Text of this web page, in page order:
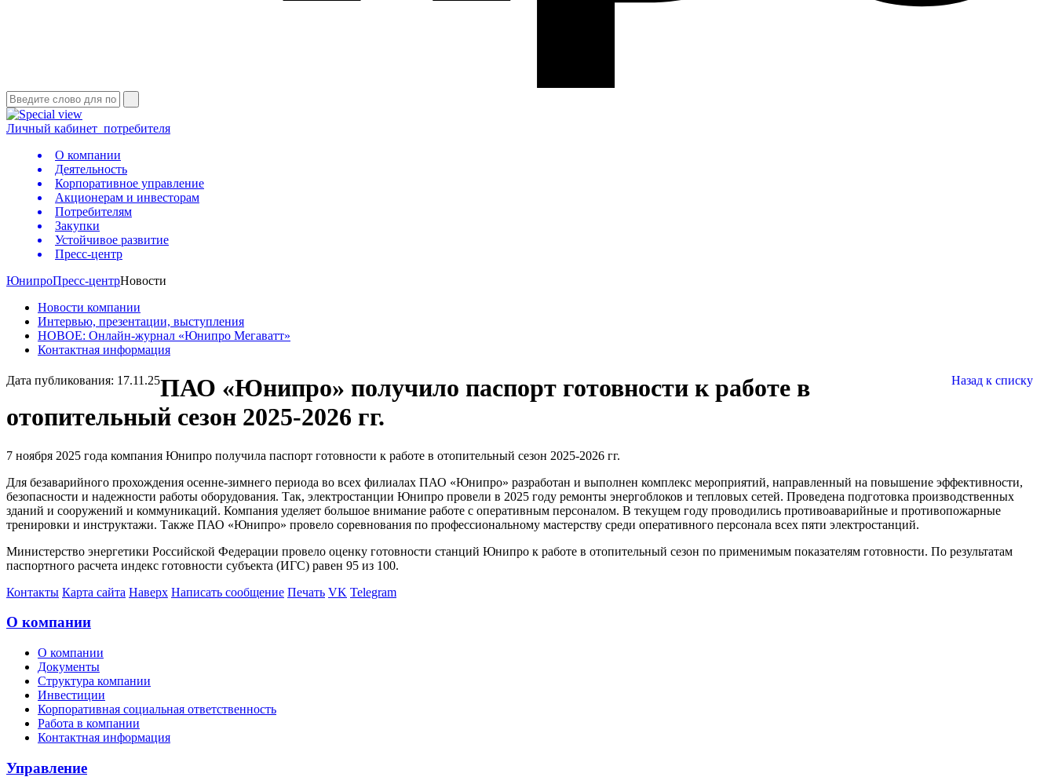
Личный кабинет потребителя
О компании
Деятельность
Корпоративное управление
Акционерам и инвесторам
Потребителям
Закупки
Устойчивое развитие
Пресс-центр
ЮнипроПресс-центрНовости
Новости компании
Интервью, презентации, выступления
НОВОЕ: Онлайн-журнал «Юнипро Мегаватт»
Контактная информация
Дата публикования: 17.11.25 Назад к списку
ПАО «Юнипро» получило паспорт готовности к работе в
отопительный сезон 2025-2026 гг.
7 ноября 2025 года компания Юнипро получила паспорт готовности к работе в отопительный сезон 2025-2026 гг.
Для безаварийного прохождения осенне-зимнего периода во всех филиалах ПАО «Юнипро» разработан и выполнен комплекс мероприятий, направленный на повышение эффективности,
безопасности и надежности работы оборудования. Так, электростанции Юнипро провели в 2025 году ремонты энергоблоков и тепловых сетей. Проведена подготовка производственных
зданий и сооружений и коммуникаций. Компания уделяет большое внимание работе с оперативным персоналом. В текущем году проводились противоаварийные и противопожарные
тренировки и инструктажи. Также ПАО «Юнипро» провело соревнования по профессиональному мастерству среди оперативного персонала всех пяти электростанций.
Министерство энергетики Российской Федерации провело оценку готовности станций Юнипро к работе в отопительный сезон по применимым показателям готовности. По результатам
паспортного расчета индекс готовности субъекта (ИГС) равен 95 из 100.
Контакты Карта сайта Наверх Написать сообщение Печать VK Telegram
О компании
О компании
Документы
Структура компании
Инвестиции
Корпоративная социальная ответственность
Работа в компании
Контактная информация
Управление